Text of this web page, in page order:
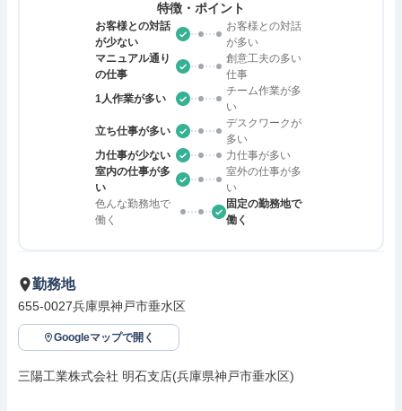
特徴・ポイント
お客様との対話
が少ない
お客様との対話
が多い
マニュアル通り
の仕事
創意工夫の多い
仕事
1人作業が多い
チーム作業が多
い
立ち仕事が多い
デスクワークが
多い
力仕事が少ない
力仕事が多い
室内の仕事が多
い
室外の仕事が多
い
色んな勤務地で
働く
固定の勤務地で
働く
勤務地
655-0027兵庫県神戸市垂水区
Googleマップで開く
三陽工業株式会社 明石支店(兵庫県神戸市垂水区)